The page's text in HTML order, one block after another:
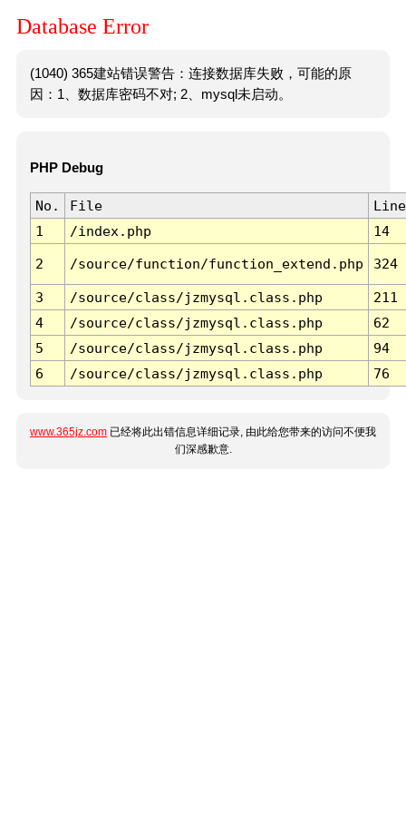
Database Error
(1040) 365建站错误警告：连接数据库失败，可能的原
因：1、数据库密码不对; 2、mysql未启动。
PHP Debug
No. File
Line
1
/index.php 14
2 /source/function/function_extend.php 324
3 /source/class/jzmysql.class.php
211
4
/source/class/jzmysql.class.php
62
5
/source/class/jzmysql.class.php
94
6
/source/class/jzmysql.class.php 76
www.365jz.com 已经将此出错信息详细记录, 由此给您带来的访问不便我
们深感歉意.